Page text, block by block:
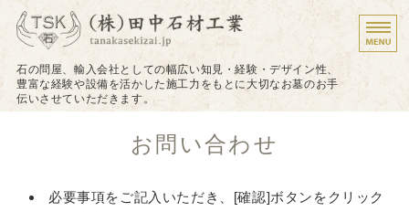
墓石のことなら株式
石の問屋、輸入会社としての幅広い知見・経験・デザイン性、
豊富な経験や設備を活かした施工力をもとに大切なお墓のお手
伝いさせていただきます。
お問い合わせ
必要事項をご記入いただき、[確認]ボタンをクリック